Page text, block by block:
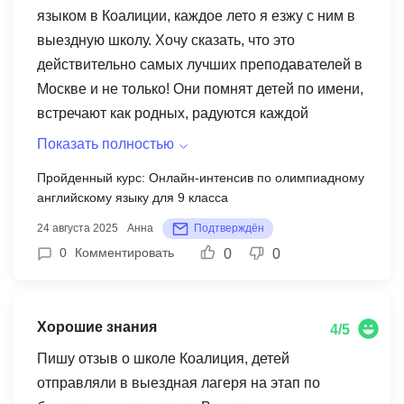
качество преподавания действительно стоит
этих затрат. Дети иногда сильно уставали от
интенсивного графика - каждый день по
несколько часа занятий без достаточно времени
на полноценный отдых и досуг. Проживания в
номерах было комфортно, но хотелось бы
итоге дочь получила хорошие знания и теперь
более уверенно подходит к предмету, но думаю,
что можно было бы лучше организовать баланс
между учебой и отдыхом.
языком в Коалиции, каждое лето я езжу с ним в
выездную школу. Хочу сказать, что это
действительно самых лучших преподавателей в
Москве и не только! Они помнят детей по имени,
встречают как родных, радуются каждой
встрече. Очень понравилось, как организован
на платформе (можно войти даже с телефоне)
отличными материалами. Преподаватели
объясняют материал доступно и понятно,
занятиям сын стал призером различных
языковых олимпиад и был в сборной команде
школы - это было нашей главной целью с
Показать полностью
Пройденный курс: Онлайн-интенсив по олимпиадному
английскому языку для 9 класса
24 августа 2025 Анна Подтверждён
0 Комментировать 0 0
Хорошие знания
4/5
Пишу отзыв о школе Коалиция, детей
отправляли в выездная лагеря на этап по